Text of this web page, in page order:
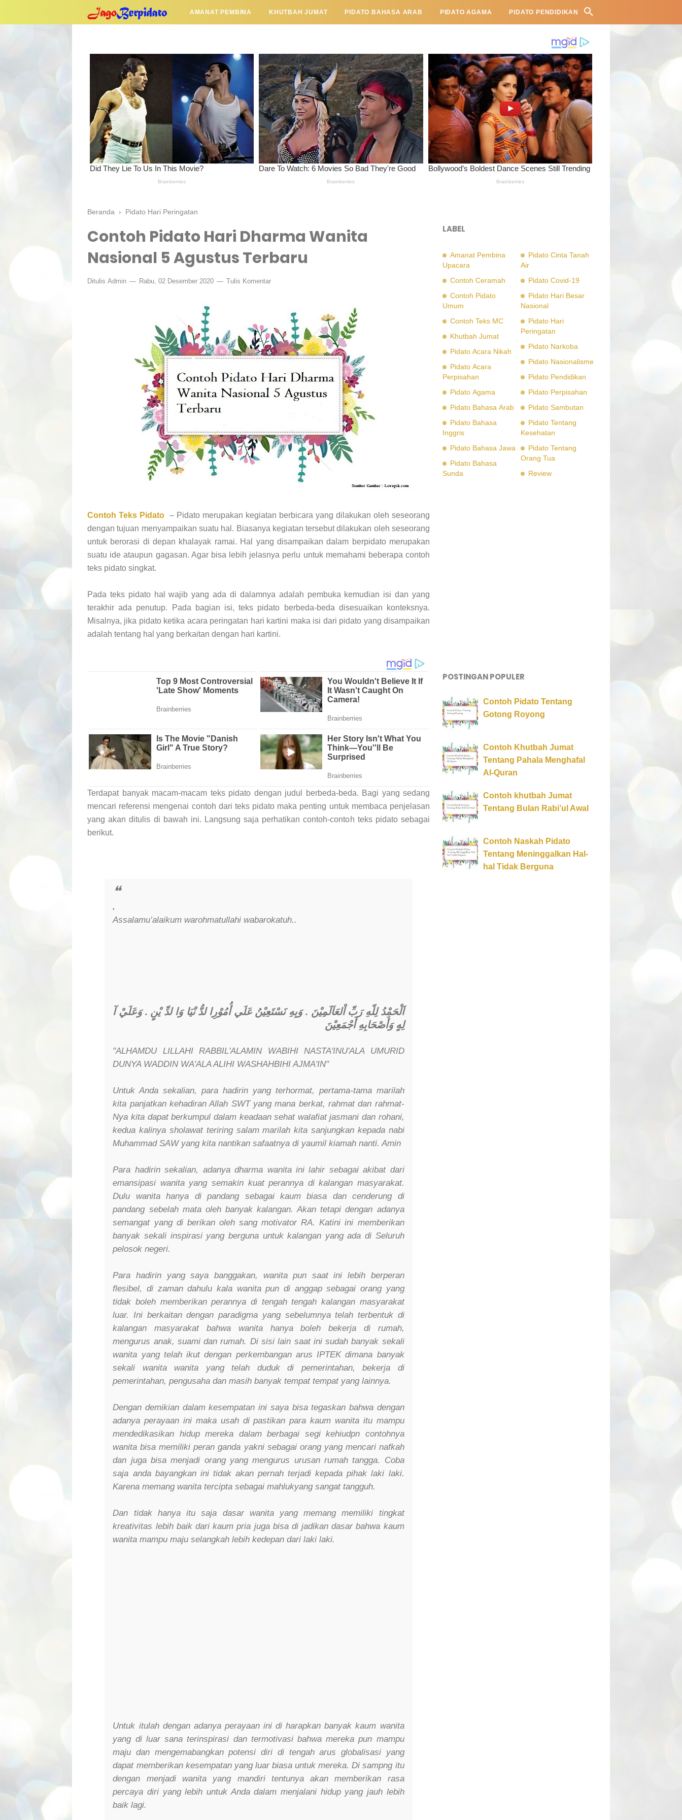
AMANAT PEMBINA KHUTBAH JUMAT PIDATO BAHASA ARAB PIDATO AGAMA PIDATO PENDIDIKAN
Beranda › Pidato Hari Peringatan
Contoh Pidato Hari Dharma Wanita
Nasional 5 Agustus Terbaru
Ditulis Admin Rabu, 02 Desember 2020 Tulis Komentar
Contoh Teks Pidato – Pidato merupakan kegiatan berbicara yang dilakukan oleh seseorang
dengan tujuan menyampaikan suatu hal. Biasanya kegiatan tersebut dilakukan oleh seseorang
untuk berorasi di depan khalayak ramai. Hal yang disampaikan dalam berpidato merupakan
suatu ide ataupun gagasan. Agar bisa lebih jelasnya perlu untuk memahami beberapa contoh
teks pidato singkat.
Pada teks pidato hal wajib yang ada di dalamnya adalah pembuka kemudian isi dan yang
terakhir ada penutup. Pada bagian isi, teks pidato berbeda-beda disesuaikan konteksnya.
Misalnya, jika pidato ketika acara peringatan hari kartini maka isi dari pidato yang disampaikan
adalah tentang hal yang berkaitan dengan hari kartini.
Terdapat banyak macam-macam teks pidato dengan judul berbeda-beda. Bagi yang sedang
mencari referensi mengenai contoh dari teks pidato maka penting untuk membaca penjelasan
yang akan ditulis di bawah ini. Langsung saja perhatikan contoh-contoh teks pidato sebagai
berikut.
.
Assalamu’alaikum warohmatullahi wabarokatuh..
اَلْحَمْدُ لِلّهِ رَبِّ اْلعَاَلَمِيْنَ . وَبِهِ نَسْتَعِيْنُ عَلَي أُمُوْرِا لدُّ نْيَا وَا لدِّ يْنٍ .وَعَلَيْ آ
لِهٍ وَأَصْحَابِهِ أَجْمَعِيْنَ
"ALHAMDU LILLAHI RABBIL'ALAMIN WABIHI NASTA'INU'ALA UMURID
DUNYA WADDIN WA'ALA ALIHI WASHAHBIHI AJMA'IN"
Untuk Anda sekalian, para hadirin yang terhormat, pertama-tama marilah
kita panjatkan kehadiran Allah SWT yang mana berkat, rahmat dan rahmat-
Nya kita dapat berkumpul dalam keadaan sehat walafiat jasmani dan rohani,
kedua kalinya sholawat teriring salam marilah kita sanjungkan kepada nabi
Muhammad SAW yang kita nantikan safaatnya di yaumil kiamah nanti. Amin
Para hadirin sekalian, adanya dharma wanita ini lahir sebagai akibat dari
emansipasi wanita yang semakin kuat perannya di kalangan masyarakat.
Dulu wanita hanya di pandang sebagai kaum biasa dan cenderung di
pandang sebelah mata oleh banyak kalangan. Akan tetapi dengan adanya
semangat yang di berikan oleh sang motivator RA. Katini ini memberikan
banyak sekali inspirasi yang berguna untuk kalangan yang ada di Seluruh
pelosok negeri.
Para hadirin yang saya banggakan, wanita pun saat ini lebih berperan
flesibel, di zaman dahulu kala wanita pun di anggap sebagai orang yang
tidak boleh memberikan perannya di tengah tengah kalangan masyarakat
luar. Ini berkaitan dengan paradigma yang sebelumnya telah terbentuk di
kalangan masyarakat bahwa wanita hanya boleh bekerja di rumah,
mengurus anak, suami dan rumah. Di sisi lain saat ini sudah banyak sekali
wanita yang telah ikut dengan perkembangan arus IPTEK dimana banyak
sekali wanita wanita yang telah duduk di pemerintahan, bekerja di
pemerintahan, pengusaha dan masih banyak tempat tempat yang lainnya.
Dengan demikian dalam kesempatan ini saya bisa tegaskan bahwa dengan
adanya perayaan ini maka usah di pastikan para kaum wanita itu mampu
mendedikasikan hidup mereka dalam berbagai segi kehiudpn contohnya
wanita bisa memiliki peran ganda yakni sebagai orang yang mencari nafkah
dan juga bisa menjadi orang yang mengurus urusan rumah tangga. Coba
saja anda bayangkan ini tidak akan pernah terjadi kepada pihak laki laki.
Karena memang wanita tercipta sebagai mahlukyang sangat tangguh.
Dan tidak hanya itu saja dasar wanita yang memang memiliki tingkat
kreativitas lebih baik dari kaum pria juga bisa di jadikan dasar bahwa kaum
wanita mampu maju selangkah lebih kedepan dari laki laki.
Untuk itulah dengan adanya perayaan ini di harapkan banyak kaum wanita
yang di luar sana terinspirasi dan termotivasi bahwa mereka pun mampu
maju dan mengemabangkan potensi diri di tengah arus globalisasi yang
dapat memberikan kesempatan yang luar biasa untuk mereka. Di sampng itu
dengan menjadi wanita yang mandiri tentunya akan memberikan rasa
percaya diri yang lebih untuk Anda dalam menjalani hidup yang jauh lebih
baik lagi.
LABEL
Amanat Pembina
Upacara
Contoh Ceramah
Contoh Pidato
Umum
Contoh Teks MC
Khutbah Jumat
Pidato Acara Nikah
Pidato Acara
Perpisahan
Pidato Agama
Pidato Bahasa Arab
Pidato Bahasa
Inggris
Pidato Bahasa Jawa
Pidato Bahasa
Sunda
Pidato Cinta Tanah
Air
Pidato Covid-19
Pidato Hari Besar
Nasional
Pidato Hari
Peringatan
Pidato Narkoba
Pidato Nasionalisme
Pidato Pendidikan
Pidato Perpisahan
Pidato Sambutan
Pidato Tentang
Kesehatan
Pidato Tentang
Orang Tua
Review
POSTINGAN POPULER
Contoh Pidato Tentang
Gotong Royong
Contoh Khutbah Jumat
Tentang Pahala Menghafal
Al-Quran
Contoh khutbah Jumat
Tentang Bulan Rabi’ul Awal
Contoh Naskah Pidato
Tentang Meninggalkan Hal-
hal Tidak Berguna